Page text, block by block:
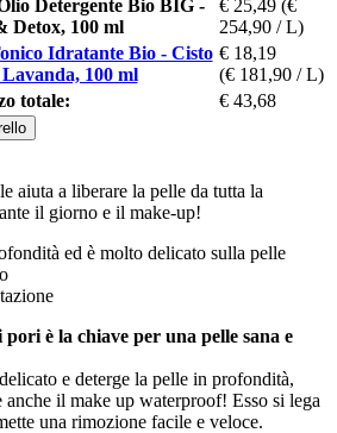
Detergente Bio BIG -
Detox, 100 ml
€ 25,49 (€
254,90 / L)
Idratante Bio - Cisto
100 ml
€ 18,19
(€ 181,90 / L)
totale:
€ 43,68
aiuta a liberare la pelle da tutta la
il giorno e il make-up!
ed è molto delicato sulla pelle
è la chiave per una pelle sana e
e deterge la pelle in profondità,
il make up waterproof! Esso si lega
una rimozione facile e veloce.